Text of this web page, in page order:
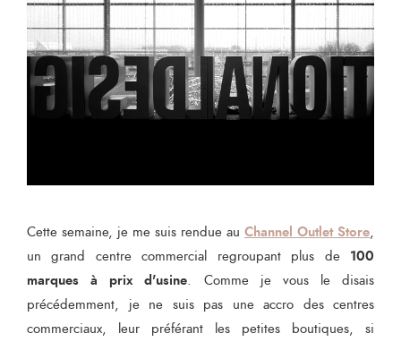
Cette semaine, je me suis rendue au Channel Outlet Store,
un grand centre commercial regroupant plus de 100
marques à prix d'usine. Comme je vous le disais
précédemment, je ne suis pas une accro des centres
commerciaux, leur préférant les petites boutiques, si